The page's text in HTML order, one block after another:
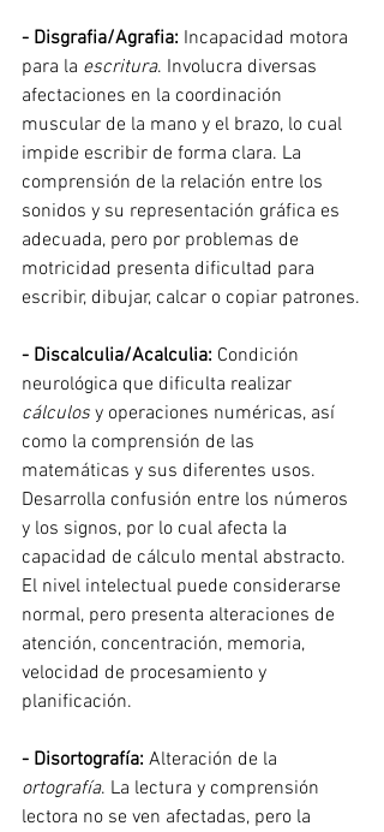
- Disgrafia/Agrafia: Incapacidad motora
para la escritura. Involucra diversas
afectaciones en la coordinación
muscular de la mano y el brazo, lo cual
impide escribir de forma clara. La
comprensión de la relación entre los
sonidos y su representación gráfica es
adecuada, pero por problemas de
motricidad presenta dificultad para
escribir, dibujar, calcar o copiar patrones.
- Discalculia/Acalculia: Condición
neurológica que dificulta realizar
cálculos y operaciones numéricas, así
como la comprensión de las
matemáticas y sus diferentes usos.
Desarrolla confusión entre los números
y los signos, por lo cual afecta la
capacidad de cálculo mental abstracto.
El nivel intelectual puede considerarse
normal, pero presenta alteraciones de
atención, concentración, memoria,
velocidad de procesamiento y
planificación.
- Disortografía: Alteración de la
ortografía. La lectura y comprensión
lectora no se ven afectadas, pero la